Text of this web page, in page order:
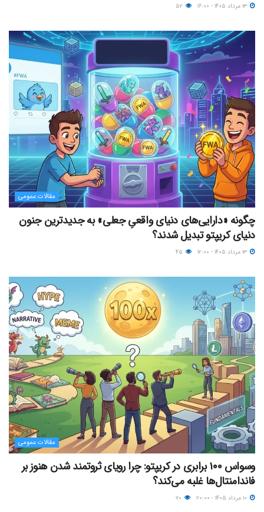
مقالات عمومی
چگونه «دارایی‌های دنیای واقعیِ جعلی» به جدیدترین جنون
دنیای کریپتو تبدیل شدند؟
مقالات عمومی
وسواس ۱۰۰ برابری در کریپتو: چرا رویای ثروتمند شدن هنوز بر
فاندامنتال‌ها غلبه می‌کند؟